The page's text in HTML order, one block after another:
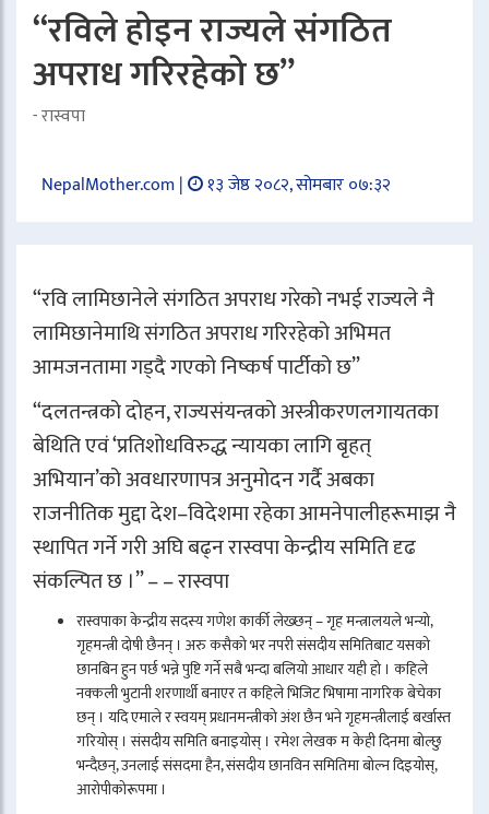
“रविले होइन राज्यले संगठित
अपराध गरिरहेको छ”
- रास्वपा
NepalMother.com | १३ जेष्ठ २०८२, सोमबार ०७:३२
“रवि लामिछानेले संगठित अपराध गरेको नभई राज्यले नै
लामिछानेमाथि संगठित अपराध गरिरहेको अभिमत
आमजनतामा गड्दै गएको निष्कर्ष पार्टीको छ”
“दलतन्त्रको दोहन, राज्यसंयन्त्रको अस्त्रीकरणलगायतका
बेथिति एवं ‘प्रतिशोधविरुद्ध न्यायका लागि बृहत्
अभियान’को अवधारणापत्र अनुमोदन गर्दै अबका
राजनीतिक मुद्दा देश–विदेशमा रहेका आमनेपालीहरूमाझ नै
स्थापित गर्ने गरी अघि बढ्न रास्वपा केन्द्रीय समिति दृढ
संकल्पित छ ।” – – रास्वपा
रास्वपाका केन्द्रीय सदस्य गणेश कार्की लेख्छन् – गृह मन्त्रालयले भन्यो,
गृहमन्त्री दोषी छैनन् । अरु कसैको भर नपरी संसदीय समितिबाट यसको
छानबिन हुन पर्छ भन्ने पुष्टि गर्ने सबै भन्दा बलियो आधार यही हो । कहिले
नक्कली भुटानी शरणार्थी बनाएर त कहिले भिजिट भिषामा नागरिक बेचेका
छन् । यदि एमाले र स्वयम् प्रधानमन्त्रीको अंश छैन भने गृहमन्त्रीलाई बर्खास्त
गरियोस् । संसदीय समिति बनाइयोस् । रमेश लेखक म केही दिनमा बोल्छु
भन्दैछन्, उनलाई संसदमा हैन, संसदीय छानविन समितिमा बोल्न दिइयोस्,
आरोपीकोरूपमा ।